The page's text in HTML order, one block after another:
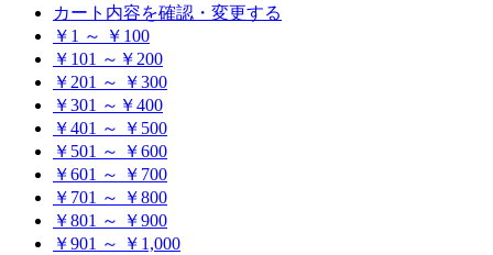
カート内容を確認・変更する
￥1 ～ ￥100
￥101 ～￥200
￥201 ～ ￥300
￥301 ～￥400
￥401 ～ ￥500
￥501 ～ ￥600
￥601 ～ ￥700
￥701 ～ ￥800
￥801 ～ ￥900
￥901 ～ ￥1,000